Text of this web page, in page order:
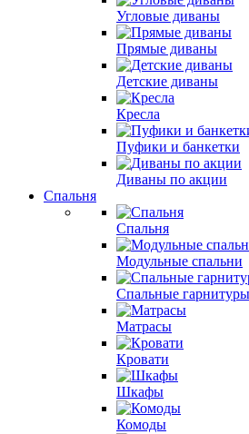
Угловые диваны
Прямые диваны
Детские диваны
Кресла
Пуфики и банкетки
Диваны по акции
Спальня
Спальня
Модульные спальни
Спальные гарнитуры
Матрасы
Кровати
Шкафы
Комоды